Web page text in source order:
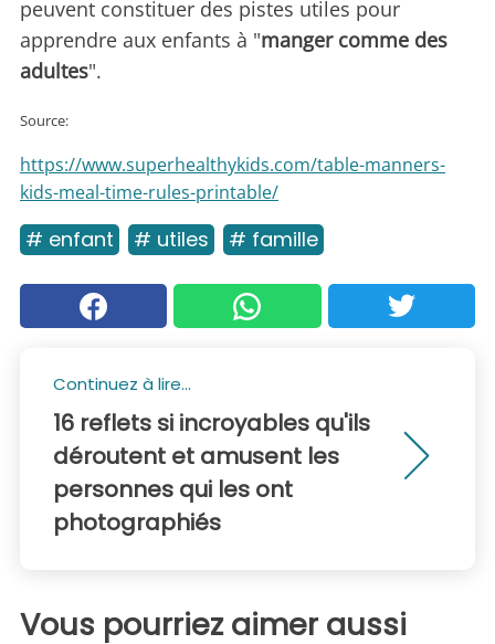
peuvent constituer des pistes utiles pour
apprendre aux enfants à "manger comme des
adultes".
Source:
https://www.superhealthykids.com/table-manners-
kids-meal-time-rules-printable/
# enfant # utiles # famille
Continuez à lire...
16 reflets si incroyables qu'ils
déroutent et amusent les
personnes qui les ont
photographiés
Vous pourriez aimer aussi